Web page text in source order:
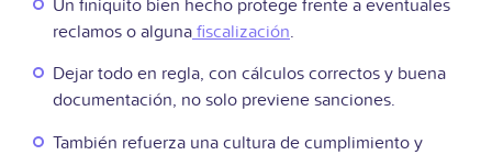
Un finiquito bien hecho protege frente a eventuales
reclamos o alguna fiscalización.
Dejar todo en regla, con cálculos correctos y buena
documentación, no solo previene sanciones.
También refuerza una cultura de cumplimiento y